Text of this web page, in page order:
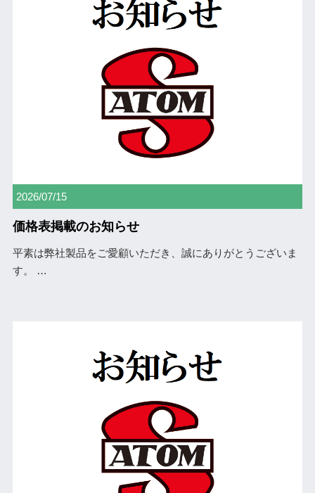
2026/07/15
価格表掲載のお知らせ
平素は弊社製品をご愛顧いただき、誠にありがとうございま
す。
…